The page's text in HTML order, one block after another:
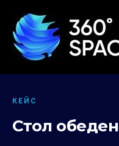
КЕЙС
Стол